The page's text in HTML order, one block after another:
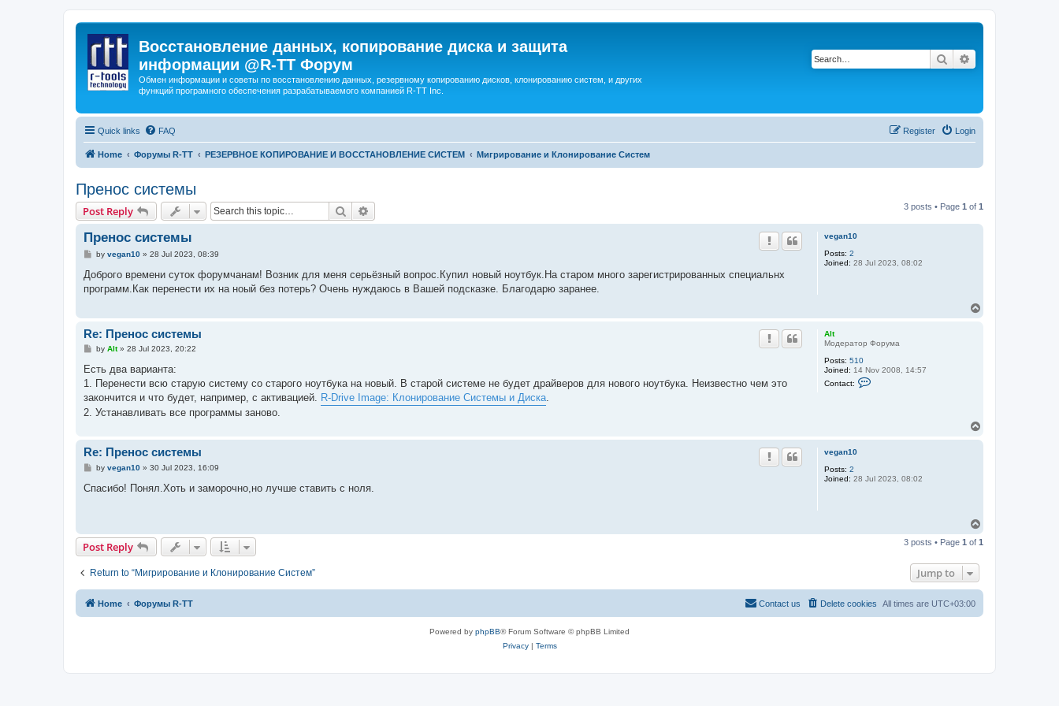
Восстановление данных, копирование диска и защита
информации @R-TT Форум
Обмен информации и советы по восстановлению данных, резервному копированию дисков, клонированию систем, и других
функций програмного обеспечения разрабатываемого компанией R-TT Inc.
Search
Quick links FAQ Login
Register
Home Форумы R-TT РЕЗЕРВНОЕ КОПИРОВАНИЕ И ВОССТАНОВЛЕНИЕ СИСТЕМ Мигрирование и Клонирование Систем
Пренос системы
Post Reply Search 3 posts • Page 1 of 1
vegan10
Posts: 2
Joined: 28 Jul 2023, 08:02
Пренос системы
P
s
by vegan10» 28 Jul 2023, 08:39
Доброго времени суток форумчанам! Возник для меня серьёзный вопрос.Купил новый ноутбук.На старом много зарегистрированных специальнх
программ.Как перенести их на ноый без потерь? Очень нуждаюсь в Вашей подсказке. Благодарю заранее.
Alt
Модератор Форума
Posts: 510
Joined: 14 Nov 2008, 14:57
Contact:
Re: Пренос системы
P
s
by Alt» 28 Jul 2023, 20:22
Есть два варианта:
1. Перенести всю старую систему со старого ноутбука на новый. В старой системе не будет драйверов для нового ноутбука. Неизвестно чем это
закончится и что будет, например, с активацией. R-Drive Image: Клонирование Системы и Диска.
2. Устанавливать все программы заново.
vegan10
Posts: 2
Joined: 28 Jul 2023, 08:02
Re: Пренос системы
P
s
by vegan10» 30 Jul 2023, 16:09
Спасибо! Понял.Хоть и заморочно,но лучше ставить с ноля.
p
Post Reply 3 posts • Page 1 of 1
Return to “Мигрирование и Клонирование Систем” Jump to
Home Форумы R-TT All times are UTC+03:00
Delete cookies
Contact us
Powered by phpBB® Forum Software © phpBB Limited
Privacy| Terms